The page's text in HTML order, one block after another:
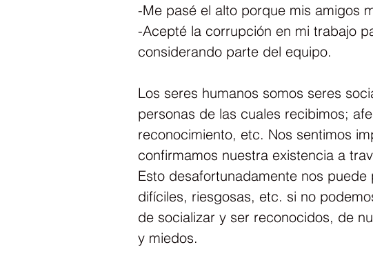
-Me pasé el alto porque mis amigos
-Acepté la corrupción en mi trabajo
considerando parte del equipo.
Los seres humanos somos seres
personas de las cuales recibimos;
reconocimiento, etc. Nos sentimos
confirmamos nuestra existencia a
Esto desafortunadamente nos
difíciles, riesgosas, etc. si no
de socializar y ser reconocidos, de
y miedos.